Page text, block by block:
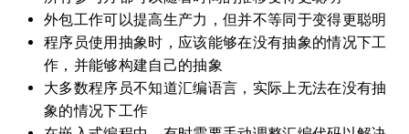
外包工作可以提高生产力，但并不等同于变得更聪明
程序员使用抽象时，应该能够在没有抽象的情况下工
作，并能够构建自己的抽象
大多数程序员不知道汇编语言，实际上无法在没有抽
象的情况下工作